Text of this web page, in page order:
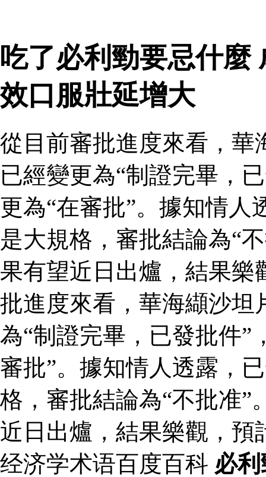
吃了必利勁要忌什麼
效口服壯延增大
從目前審批進度來看，華
已經變更為“制證完畢，
更為“在審批”。據知情
是大規格，審批結論為“
果有望近日出爐，結果樂
批進度來看，華海纈沙坦
為“制證完畢，已發批件”
審批”。據知情人透露，
格，審批結論為“不批准”
近日出爐，結果樂觀，預
经济学术语百度百科 必